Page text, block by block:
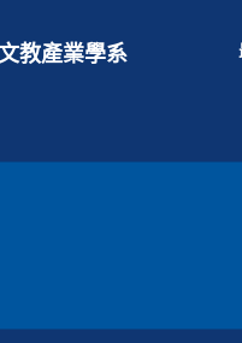
教產業學系